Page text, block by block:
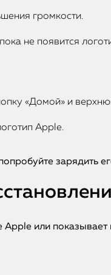
громкости.
не появится
«Домой» и
Apple.
зарядить
Apple или